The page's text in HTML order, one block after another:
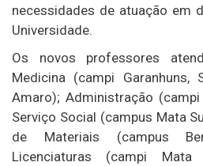
necessidades de atuação em
Universidade.
Os novos professores
Medicina (campi Garanhuns,
Amaro); Administração
Serviço Social (campus Mata
de Materiais (campus
Licenciaturas (campi